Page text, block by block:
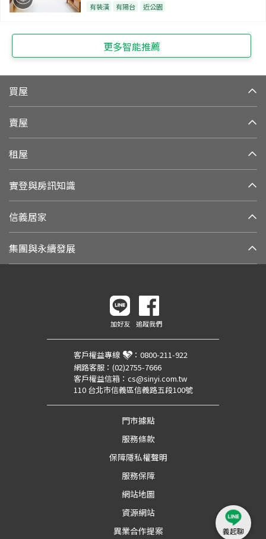
有裝潢 有陽台 近公園
更多智能推薦
買屋
賣屋
租屋
實登與房訊知識
信義居家
集團與永續發展
加好友 追蹤我們
客戶權益專線 ： 0800-211-922
網路客服： (02)2755-7666
客戶權益信箱： cs@sinyi.com.tw
110 台北市信義區信義路五段100號
門市據點
服務條款
保障隱私權聲明
服務保障
網站地圖
資源網站
異業合作提案
義起聊